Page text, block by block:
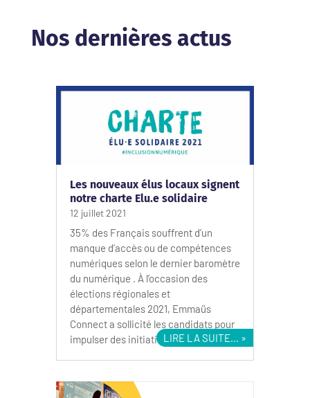
Nos dernières actus
Les nouveaux élus locaux signent
notre charte Elu.e solidaire
12 juillet 2021
35% des Français souffrent d’un
manque d’accès ou de compétences
numériques selon le dernier baromètre
du numérique . À l’occasion des
élections régionales et
départementales 2021, Emmaüs
Connect a sollicité les candidats pour
impulser des initiatives locales plus…
LIRE LA SUITE…